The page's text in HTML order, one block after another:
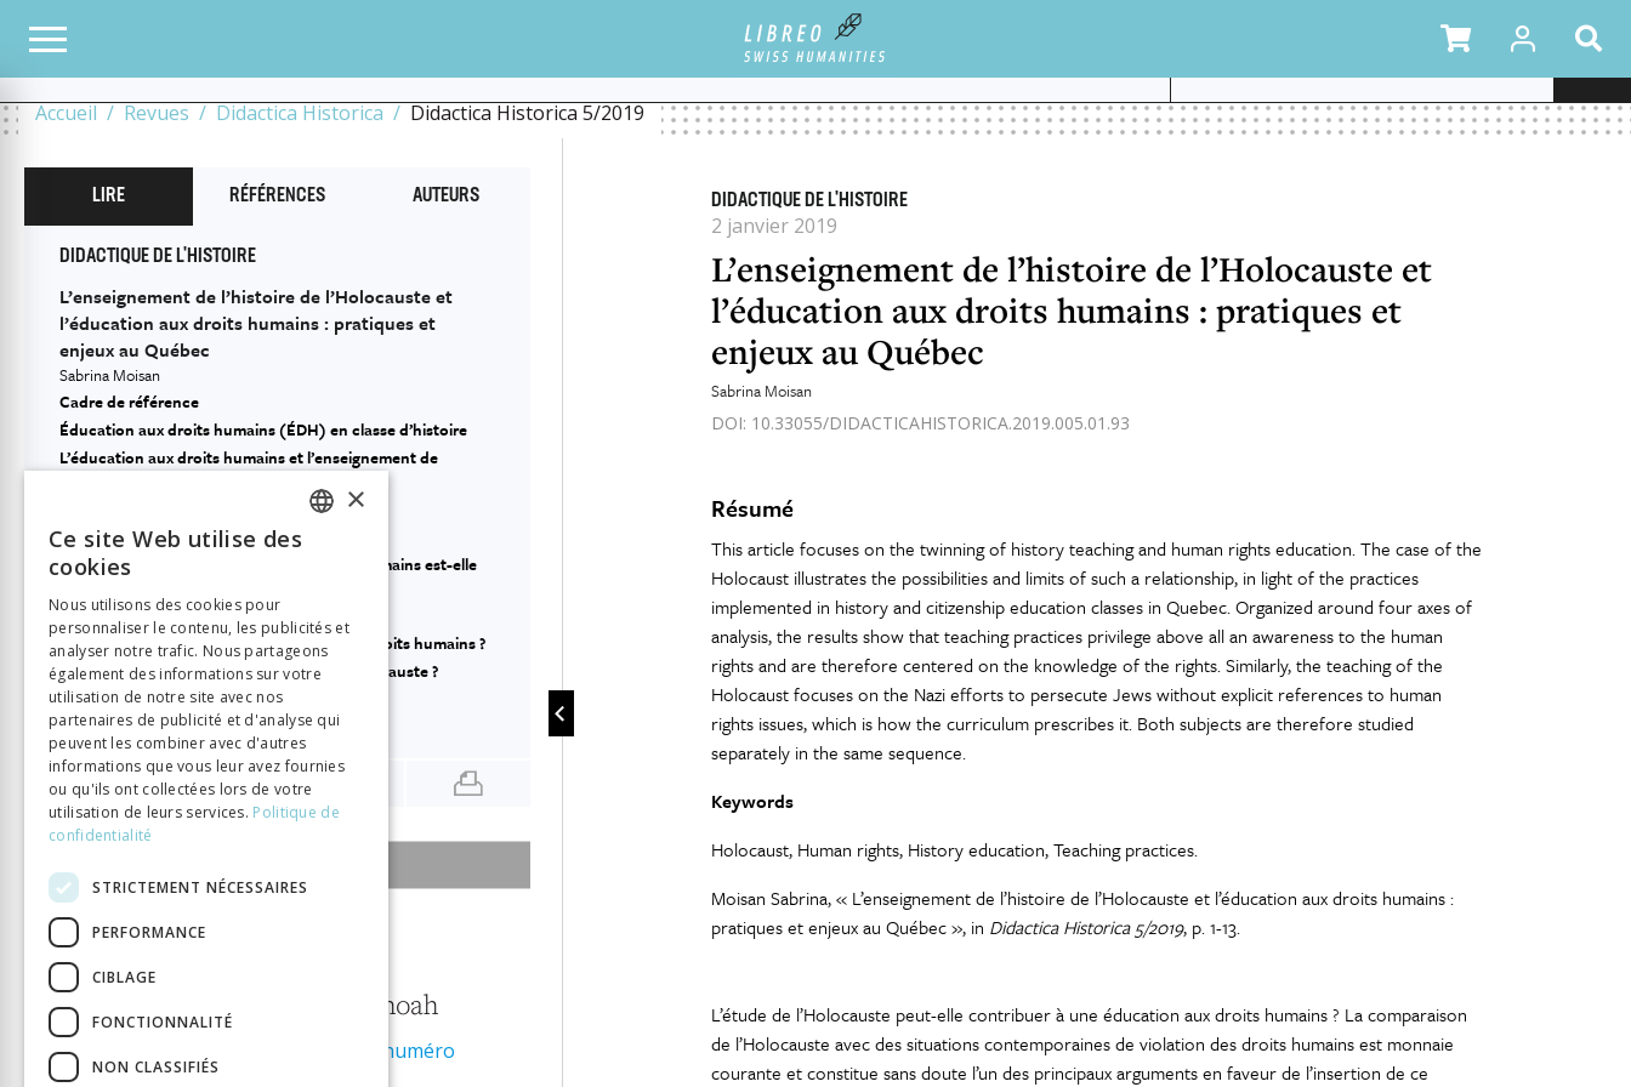
Accueil Revues Didactica Historica Didactica Historica 5/2019
TOUS LES NUMÉROS
L’ENSEIGNEMENT DE L’HISTOIRE DE L’HOLOCAUSTE ET L’ÉDUCATION AUX DROITS HUMAINS : PRATIQUES ET ENJEUX AU
DIDACTIQUE DE L'HISTOIRE
2 janvier 2019
L’enseignement de l’histoire de l’Holocauste et
l’éducation aux droits humains : pratiques et
enjeux au Québec
Sabrina Moisan
DOI: 10.33055/DIDACTICAHISTORICA.2019.005.01.93
Résumé
This article focuses on the twinning of history teaching and human rights education. The case of the
Holocaust illustrates the possibilities and limits of such a relationship, in light of the practices
implemented in history and citizenship education classes in Quebec. Organized around four axes of
analysis, the results show that teaching practices privilege above all an awareness to the human
rights and are therefore centered on the knowledge of the rights. Similarly, the teaching of the
Holocaust focuses on the Nazi efforts to persecute Jews without explicit references to human
rights issues, which is how the curriculum prescribes it. Both subjects are therefore studied
separately in the same sequence.
Keywords
Holocaust, Human rights, History education, Teaching practices.
Moisan Sabrina, « L’enseignement de l’histoire de l’Holocauste et l’éducation aux droits humains :
pratiques et enjeux au Québec », in Didactica Historica 5/2019, p. 1-13.
L’étude de l’Holocauste peut-elle contribuer à une éducation aux droits humains ? La comparaison
de l’Holocauste avec des situations contemporaines de violation des droits humains est monnaie
courante et constitue sans doute l’un des principaux arguments en faveur de l’insertion de ce
LIRE RÉFÉRENCES AUTEURS
DIDACTIQUE DE L'HISTOIRE
L’enseignement de l’histoire de l’Holocauste et
l’éducation aux droits humains : pratiques et
enjeux au Québec
Sabrina Moisan
Cadre de référence
Éducation aux droits humains (ÉDH) en classe d’histoire
L’éducation aux droits humains et l’enseignement de
Résultats
Axe 1. Quelle visée d’éducation aux droits humains est-elle
Axe 2. Quels savoirs sur les droits humains ?
Axe 3 : Quels liens entre l’Holocauste et les droits humains ?
Axe 4 : Quelle éducation à l’histoire de l’Holocauste ?
Discussion
Conclusion
Enseigner la Shoah
Télécharger le numéro
ITALIAN
×
Ce site Web utilise des
cookies
Nous utilisons des cookies pour
personnaliser le contenu, les publicités et
analyser notre trafic. Nous partageons
également des informations sur votre
utilisation de notre site avec nos
partenaires de publicité et d'analyse qui
peuvent les combiner avec d'autres
informations que vous leur avez fournies
ou qu'ils ont collectées lors de votre
utilisation de leurs services. Politique de
confidentialité
STRICTEMENT NÉCESSAIRES
PERFORMANCE
CIBLAGE
FONCTIONNALITÉ
NON CLASSIFIÉS